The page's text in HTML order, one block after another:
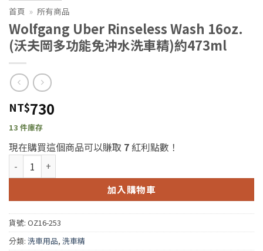
首頁 » 所有商品
Wolfgang Uber Rinseless Wash 16oz.
(沃夫岡多功能免沖水洗車精)約473ml
NT$730
13 件庫存
現在購買這個商品可以賺取 7紅利點數！
Wolfgang Uber Rinseless Wash 16oz. (沃夫岡多功能免沖水洗車
加入購物車
貨號: OZ16-253
分類: 洗車用品, 洗車精